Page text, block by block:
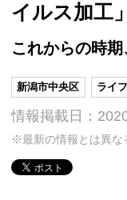
イルス加工
これからの時
新潟市中央区 ライフ
情報掲載日：
※最新の情報とは異な